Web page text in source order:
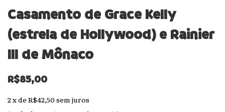
Casamento de Grace Kelly
(estrela de Hollywood) e Rainier
III de Mônaco
R$85,00
2xde R$42,50 sem juros